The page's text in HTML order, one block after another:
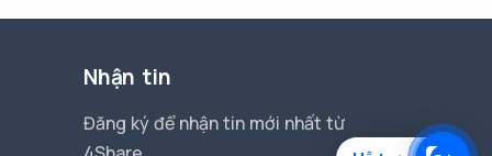
Nhận tin
Đăng ký để nhận tin mới nhất từ